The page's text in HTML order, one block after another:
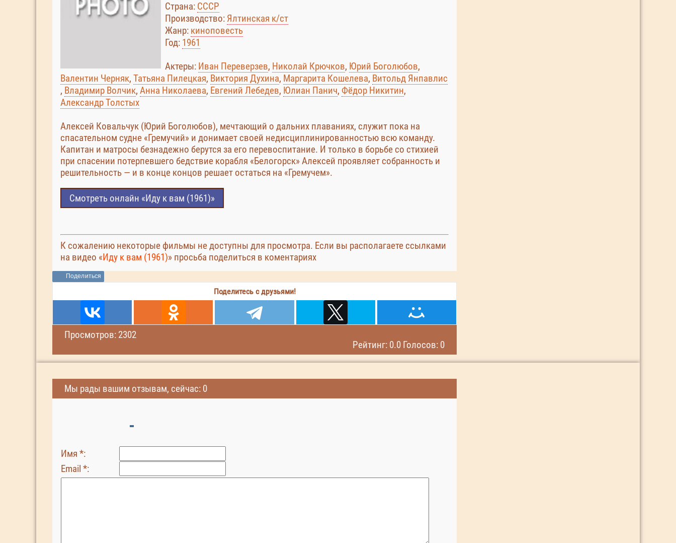
Страна: СССР
Производство: Ялтинская к/ст
Жанр: киноповесть
Год: 1961
Актеры: Иван Переверзев, Николай Крючков, Юрий Боголюбов,
Валентин Черняк, Татьяна Пилецкая, Виктория Духина, Маргарита Кошелева, Витольд Янпавлис
, Владимир Волчик, Анна Николаева, Евгений Лебедев, Юлиан Панич, Фёдор Никитин,
Александр Толстых
Алексей Ковальчук (Юрий Боголюбов), мечтающий о дальних плаваниях, служит пока на
спасательном судне «Гремучий» и донимает своей недисциплинированностью всю команду.
Капитан и матросы безнадежно берутся за его перевоспитание. И только в борьбе со стихией
при спасении потерпевшего бедствие корабля «Белогорск» Алексей проявляет собранность и
решительность — и в конце концов решает остаться на «Гремучем».
Смотреть онлайн «Иду к вам (1961)»
К сожалению некоторые фильмы не доступны для просмотра. Если вы располагаете ссылками
на видео «Иду к вам (1961)» просьба поделиться в коментариях
Поделиться
Поделитесь с друзьями!
Просмотров: 2302
Рейтинг: 0.0 Голосов: 0
Мы рады вашим отзывам, сейчас: 0
Имя *:
Email *: